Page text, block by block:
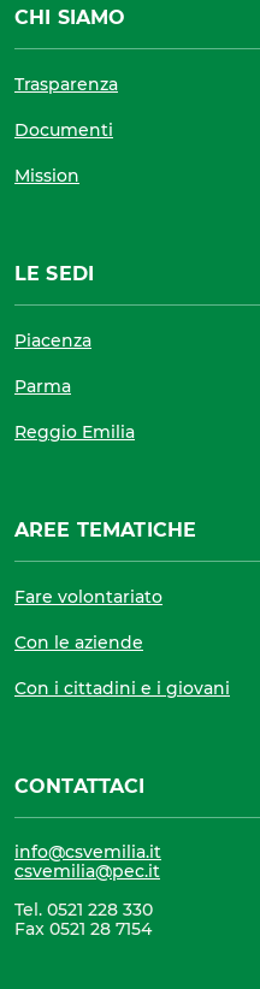
CHI SIAMO
Trasparenza
Documenti
Mission
LE SEDI
Piacenza
Parma
Reggio Emilia
AREE TEMATICHE
Fare volontariato
Con le aziende
Con i cittadini e i giovani
CONTATTACI
info@csvemilia.it
csvemilia@pec.it
Tel. 0521 228 330
Fax 0521 28 7154